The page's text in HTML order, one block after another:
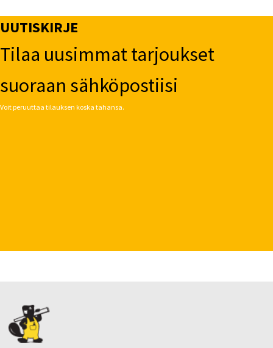
UUTISKIRJE
Tilaa uusimmat tarjoukset
suoraan sähköpostiisi
Voit peruuttaa tilauksen koska tahansa.